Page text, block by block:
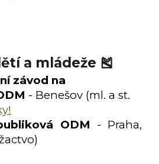
a mládeže 🎽
závod na
- Benešov (ml. a st.
ODM - Praha,